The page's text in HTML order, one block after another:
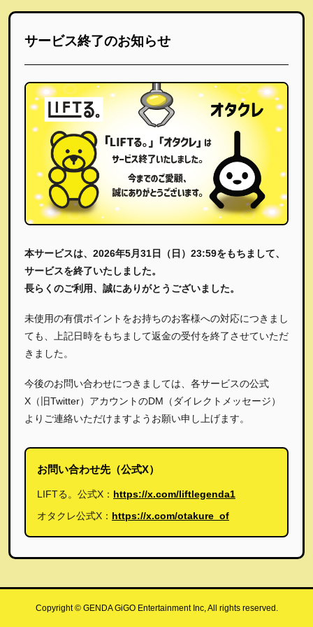
サービス終了のお知らせ
本サービスは、2026年5月31日（日）23:59をもちまして、
サービスを終了いたしました。
長らくのご利用、誠にありがとうございました。
未使用の有償ポイントをお持ちのお客様への対応につきまし
ても、上記日時をもちまして返金の受付を終了させていただ
きました。
今後のお問い合わせにつきましては、各サービスの公式
X（旧Twitter）アカウントのDM（ダイレクトメッセージ）
よりご連絡いただけますようお願い申し上げます。
お問い合わせ先（公式X）
LIFTる。公式X： https://x.com/liftlegenda1
オタクレ公式X： https://x.com/otakure_of
Copyright © GENDA GiGO Entertainment Inc, All rights reserved.